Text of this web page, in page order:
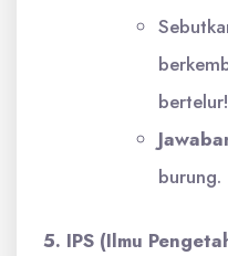
bertelur!
burung.
5. IPS (Ilmu